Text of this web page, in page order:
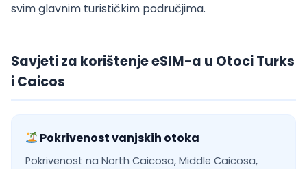
svim glavnim turističkim područjima.
Savjeti za korištenje eSIM-a u Otoci Turks
i Caicos
Pokrivenost vanjskih otoka
Pokrivenost na North Caicosa, Middle Caicosa,